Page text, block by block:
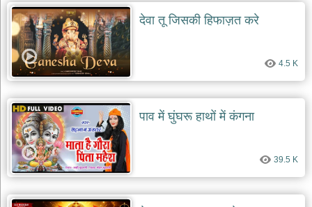
bhajans
आज
का
भजन
bhajan
of
day
भजन
जोड़ें
add
bhajans
देवा तू जिसकी हिफाज़त करे
4.5 K
पाव में घुंघरू हाथों में कंगना
39.5 K